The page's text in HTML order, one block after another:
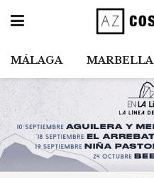
MÁLAGA MARBELLA